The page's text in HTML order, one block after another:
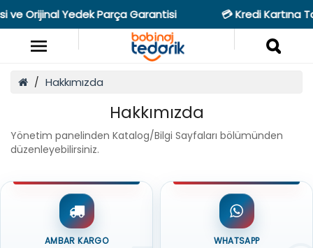
Orijinal Yedek Parça Garantisi 💳 Kredi Kartına
Hakkımızda
Hakkımızda
Yönetim panelinden Katalog/Bilgi Sayfaları bölümünden
düzenleyebilirsiniz.
AMBAR KARGO WHATSAPP